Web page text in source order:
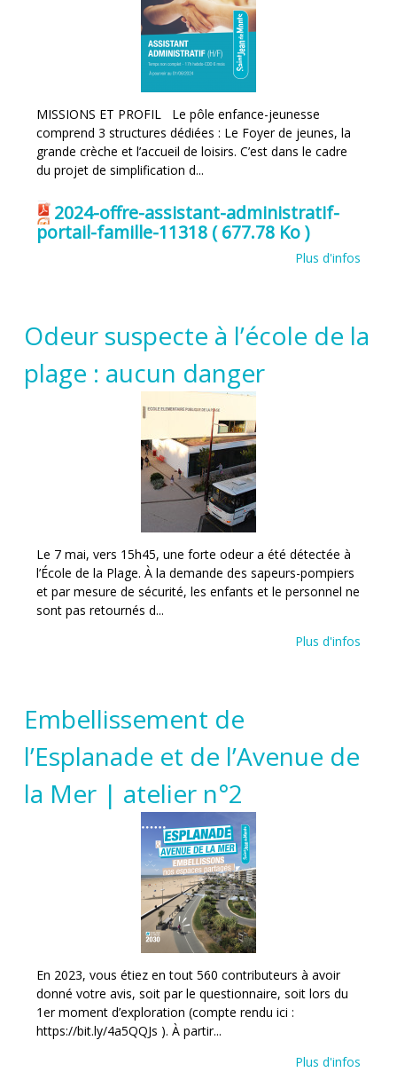
MISSIONS ET PROFIL Le pôle enfance-jeunesse
comprend 3 structures dédiées : Le Foyer de jeunes, la
grande crèche et l’accueil de loisirs. C’est dans le cadre
du projet de simplification d...
2024-offre-assistant-administratif-
portail-famille-11318 ( 677.78 Ko )
Plus d'infos
Odeur suspecte à l’école de la
plage : aucun danger
Le 7 mai, vers 15h45, une forte odeur a été détectée à
l’École de la Plage. À la demande des sapeurs-pompiers
et par mesure de sécurité, les enfants et le personnel ne
sont pas retournés d...
Plus d'infos
Embellissement de
l’Esplanade et de l’Avenue de
la Mer | atelier n°2
En 2023, vous étiez en tout 560 contributeurs à avoir
donné votre avis, soit par le questionnaire, soit lors du
1er moment d’exploration (compte rendu ici :
https://bit.ly/4a5QQJs ). À partir...
Plus d'infos